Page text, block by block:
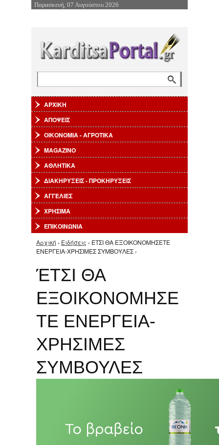
Επιστροφή στην Πλοήγηση
Παρασκευή, 07 Αυγούστου 2026
ΑΡΧΙΚΗ
ΑΠΟΨΕΙΣ
ΟΙΚΟΝΟΜΙΑ - ΑΓΡΟΤΙΚΑ
MAGAZINO
ΑΘΛΗΤΙΚΑ
ΔΙΑΚΗΡΥΞΕΙΣ - ΠΡΟΚΗΡΥΞΕΙΣ
ΑΓΓΕΛΙΕΣ
ΧΡΗΣΙΜΑ
ΕΠΙΚΟΙΝΩΝΙΑ
Είστε εδώ
Αρχική › Ειδήσεις › ΈΤΣΙ ΘΑ ΕΞΟΙΚΟΝΟΜΗΣΕΤΕ
ΕΝΕΡΓΕΙΑ-ΧΡΗΣΙΜΕΣ ΣΥΜΒΟΥΛΕΣ ›
ΈΤΣΙ ΘΑ
ΕΞΟΙΚΟΝΟΜΗΣΕ
ΤΕ ΕΝΕΡΓΕΙΑ-
ΧΡΗΣΙΜΕΣ
ΣΥΜΒΟΥΛΕΣ